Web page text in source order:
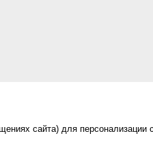
сайта) для персонализации